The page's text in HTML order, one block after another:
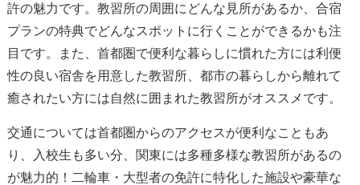
許の魅力です。教習所の周囲にどんな見所があるか、合宿
プランの特典でどんなスポットに行くことができるかも注
目です。また、首都圏で便利な暮らしに慣れた方には利便
性の良い宿舎を用意した教習所、都市の暮らしから離れて
癒されたい方には自然に囲まれた教習所がオススメです。
交通については首都圏からのアクセスが便利なこともあ
り、入校生も多い分、関東には多種多様な教習所があるの
が魅力的！二輪車・大型者の免許に特化した施設や豪華な